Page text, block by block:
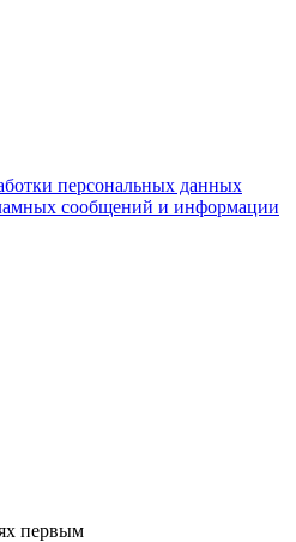
персональных данных
сообщений и информации
первым